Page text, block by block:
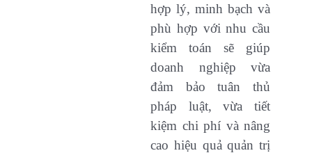
hợp lý, minh bạch và
phù hợp với nhu cầu
kiểm toán sẽ giúp
doanh nghiệp vừa
đảm bảo tuân thủ
pháp luật, vừa tiết
kiệm chi phí và nâng
cao hiệu quả quản trị